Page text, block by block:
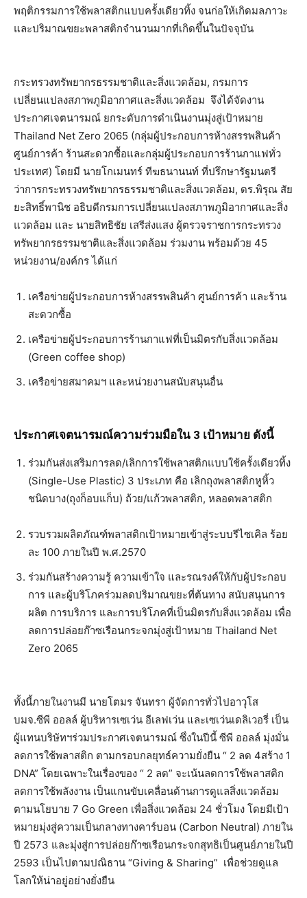
พฤติกรรมการใช้พลาสติกแบบครั้งเดียวทิ้ง จนก่อให้เกิดมลภาวะ
และปริมาณขยะพลาสติกจำนวนมากที่เกิดขึ้นในปัจจุบัน
กระทรวงทรัพยากรธรรมชาติและสิ่งแวดล้อม, กรมการ
เปลี่ยนแปลงสภาพภูมิอากาศและสิ่งแวดล้อม จึงได้จัดงาน
ประกาศเจตนารมณ์ ยกระดับการดำเนินงานมุ่งสู่เป้าหมาย
Thailand Net Zero 2065 (กลุ่มผู้ประกอบการห้างสรรพสินค้า
ศูนย์การค้า ร้านสะดวกซื้อและกลุ่มผู้ประกอบการร้านกาแฟทั่ว
ประเทศ) โดยมี นายโกเมนทร์ ทีฆธนานนท์ ที่ปรึกษารัฐมนตรี
ว่าการกระทรวงทรัพยากรธรรมชาติและสิ่งแวดล้อม, ดร.พิรุณ สัย
ยะสิทธิ์พานิช อธิบดีกรมการเปลี่ยนแปลงสภาพภูมิอากาศและสิ่ง
แวดล้อม และ นายสิทธิชัย เสรีส่งแสง ผู้ตรวจราชการกระทรวง
ทรัพยากรธรรมชาติและสิ่งแวดล้อม ร่วมงาน พร้อมด้วย 45
หน่วยงาน/องค์กร ได้แก่
เครือข่ายผู้ประกอบการห้างสรรพสินค้า ศูนย์การค้า และร้าน
สะดวกซื้อ
เครือข่ายผู้ประกอบการร้านกาแฟที่เป็นมิตรกับสิ่งแวดล้อม
(Green coffee shop)
เครือข่ายสมาคมฯ และหน่วยงานสนับสนุนอื่น
ประกาศเจตนารมณ์ความร่วมมือใน 3 เป้าหมาย ดังนี้
ร่วมกันส่งเสริมการลด/เลิกการใช้พลาสติกแบบใช้ครั้งเดียวทิ้ง
(Single-Use Plastic) 3 ประเภท คือ เลิกถุงพลาสติกหูหิ้ว
ชนิดบาง(ถุงก็อบแก็บ) ถ้วย/แก้วพลาสติก, หลอดพลาสติก
รวบรวมผลิตภัณฑ์พลาสติกเป้าหมายเข้าสู่ระบบรีไซเคิล ร้อย
ละ 100 ภายในปี พ.ศ.2570
ร่วมกันสร้างความรู้ ความเข้าใจ และรณรงค์ให้กับผู้ประกอบ
การ และผู้บริโภคร่วมลดปริมาณขยะที่ต้นทาง สนับสนุนการ
ผลิต การบริการ และการบริโภคที่เป็นมิตรกับสิ่งแวดล้อม เพื่อ
ลดการปล่อยก๊าซเรือนกระจกมุ่งสู่เป้าหมาย Thailand Net
Zero 2065
ทั้งนี้ภายในงานมี นายโตมร จันทรา ผู้จัดการทั่วไปอาวุโส
บมจ.ซีพี ออลล์ ผู้บริหารเซเว่น อีเลฟเว่น และเซเว่นเดลิเวอรี่ เป็น
ผู้แทนบริษัทฯร่วมประกาศเจตนารมณ์ ซึ่งในปีนี้ ซีพี ออลล์ มุ่งมั่น
ลดการใช้พลาสติก ตามกรอบกลยุทธ์ความยั่งยืน “ 2 ลด 4สร้าง 1
DNA” โดยเฉพาะในเรื่องของ “ 2 ลด” จะเน้นลดการใช้พลาสติก
ลดการใช้พลังงาน เป็นแกนขับเคลื่อนด้านการดูแลสิ่งแวดล้อม
ตามนโยบาย 7 Go Green เพื่อสิ่งแวดล้อม 24 ชั่วโมง โดยมีเป้า
หมายมุ่งสู่ความเป็นกลางทางคาร์บอน (Carbon Neutral) ภายใน
ปี 2573 และมุ่งสู่การปล่อยก๊าซเรือนกระจกสุทธิเป็นศูนย์ภายในปี
2593 เป็นไปตามปณิธาน “Giving & Sharing” เพื่อช่วยดูแล
โลกให้น่าอยู่อย่างยั่งยืน